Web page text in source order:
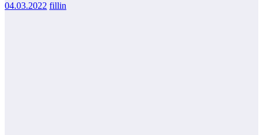
04.03.2022 fillin